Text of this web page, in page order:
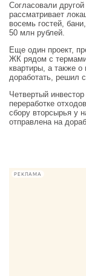
Согласовали
рассматривает
восемь гостей,
50 млн рублей.
Еще один проект,
ЖК рядом с
квартиры, а также
доработать, решил
Четвертый
переработке
сбору вторсырья у
отправлена на
РЕКЛАМА